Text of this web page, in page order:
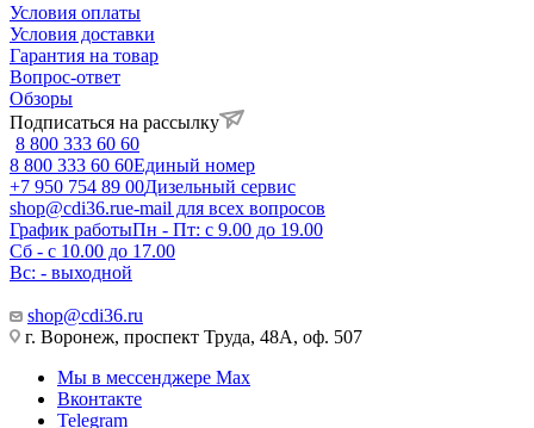
Условия оплаты
Условия доставки
Гарантия на товар
Вопрос-ответ
Обзоры
Подписаться на рассылку
8 800 333 60 60
8 800 333 60 60Единый номер
+7 950 754 89 00Дизельный сервис
shop@cdi36.rue-mail для всех вопросов
График работыПн - Пт: с 9.00 до 19.00
Сб - с 10.00 до 17.00
Вс: - выходной
shop@cdi36.ru
г. Воронеж, проспект Труда, 48А, оф. 507
Мы в мессенджере Max
Вконтакте
Telegram